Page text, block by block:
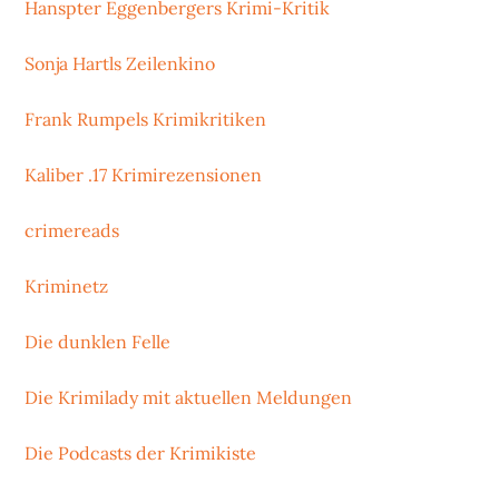
Hanspter Eggenbergers Krimi-Kritik
Sonja Hartls Zeilenkino
Frank Rumpels Krimikritiken
Kaliber .17 Krimirezensionen
crimereads
Kriminetz
Die dunklen Felle
Die Krimilady mit aktuellen Meldungen
Die Podcasts der Krimikiste